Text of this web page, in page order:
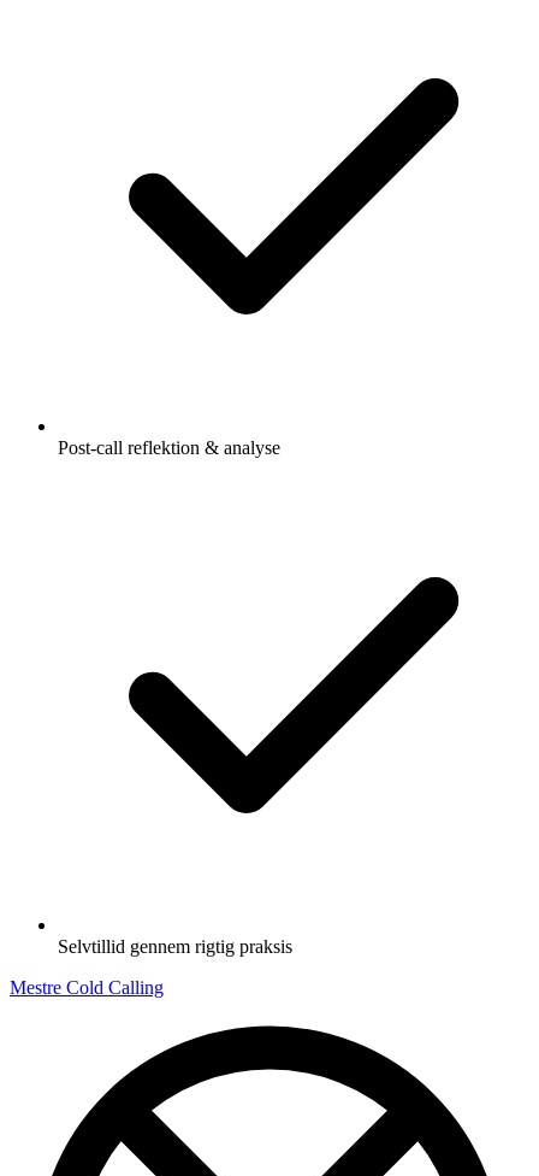
Post-call reflektion & analyse
Selvtillid gennem rigtig praksis
Mestre Cold Calling